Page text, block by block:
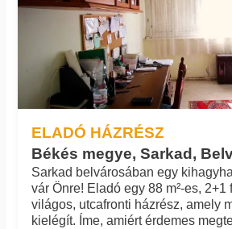
ELADÓ HÁZRÉSZ
Békés megye, Sarkad,
Sarkad belvárosában egy
vár Önre! Eladó egy 88 m²-es, 2+1
világos, utcafronti házrész, amely
kielégít. Íme, amiért érdemes